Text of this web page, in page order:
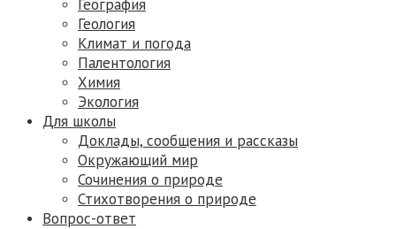
География
Геология
Климат и погода
Палентология
Химия
Экология
Для школы
Доклады, сообщения и рассказы
Окружающий мир
Сочинения о природе
Стихотворения о природе
Вопрос-ответ